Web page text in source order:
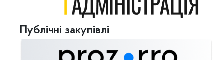
Публічні закупівлі